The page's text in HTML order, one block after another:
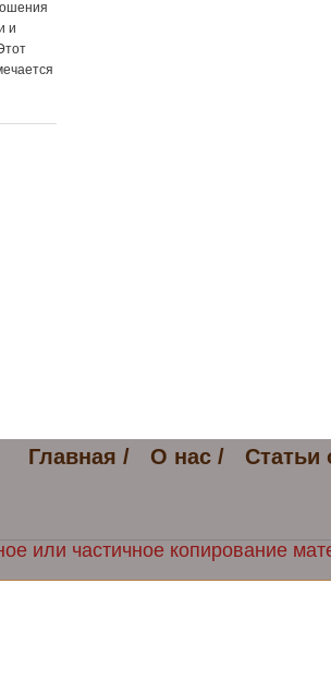
и
Главная / О нас / Статьи
или частичное копирование